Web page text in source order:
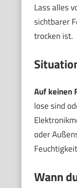
Lass alles
sichtbarer
trocken ist.
Auf keinen
lose sind
oder
Wann